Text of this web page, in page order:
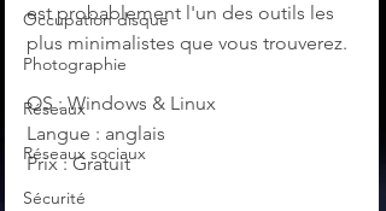
Occupation disque
Photographie
Réseaux
Réseaux sociaux
Sécurité
est probablement l'un des outils les
plus minimalistes que vous trouverez.
OS : Windows & Linux
Langue : anglais
Prix : Gratuit